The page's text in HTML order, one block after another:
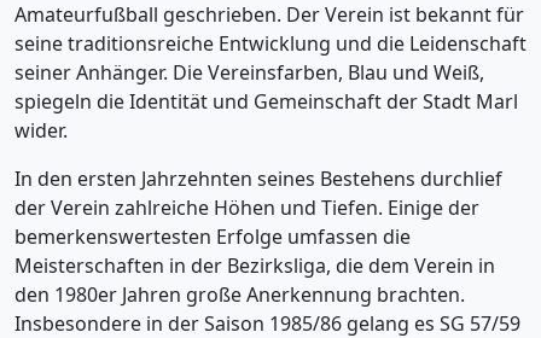
Amateurfußball geschrieben. Der Verein ist bekannt für
seine traditionsreiche Entwicklung und die Leidenschaft
seiner Anhänger. Die Vereinsfarben, Blau und Weiß,
spiegeln die Identität und Gemeinschaft der Stadt Marl
wider.
In den ersten Jahrzehnten seines Bestehens durchlief
der Verein zahlreiche Höhen und Tiefen. Einige der
bemerkenswertesten Erfolge umfassen die
Meisterschaften in der Bezirksliga, die dem Verein in
den 1980er Jahren große Anerkennung brachten.
Insbesondere in der Saison 1985/86 gelang es SG 57/59